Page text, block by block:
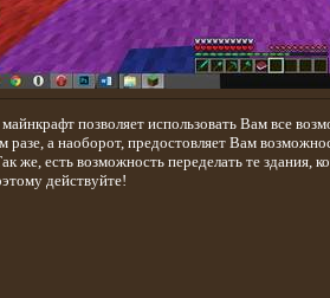
позволяет использовать Вам все
разе, а наоборот, предостовляет Вам
же, есть возможность переделать те
действуйте!